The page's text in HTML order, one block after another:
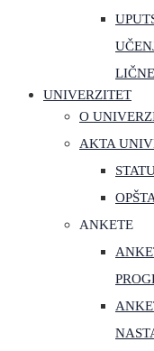
UNIVERZITET
O
AKTA
ANKETE